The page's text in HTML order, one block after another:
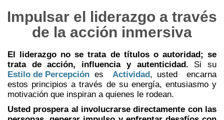
Impulsar el liderazgo a través
de la acción inmersiva
El liderazgo no se trata de títulos o autoridad; se
trata de acción, influencia y autenticidad. Si su
Estilo de Percepción es Actividad, usted encarna
estos principios a través de su energía, entusiasmo y
motivación que inspiran a quienes le rodean.
Usted prospera al involucrarse directamente con las